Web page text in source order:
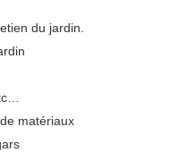
du jardin.
matériaux